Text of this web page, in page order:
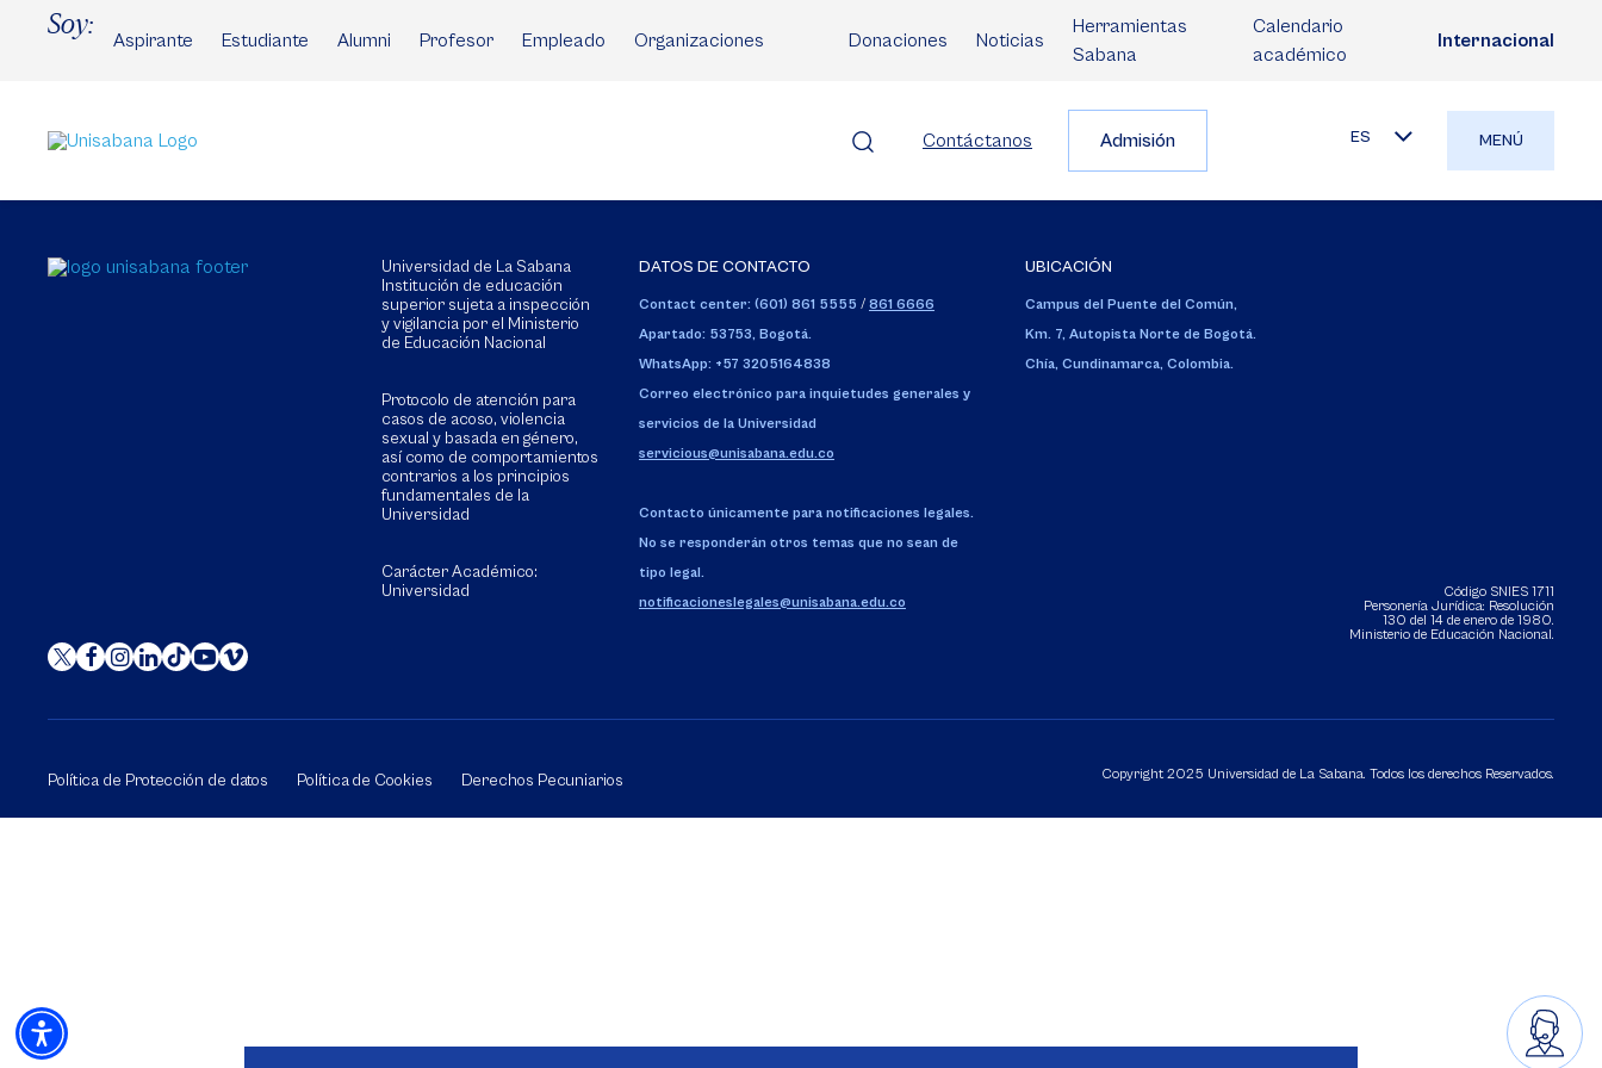
Soy:
Aspirante Estudiante Alumni Profesor Empleado Organizaciones Donaciones Noticias
Herramientas
Sabana
Calendario
académico
Internacional
Contáctanos Admisión ES MENÚ
Universidad de La Sabana
Institución de educación
superior sujeta a inspección
y vigilancia por el Ministerio
de Educación Nacional
Protocolo de atención para
casos de acoso, violencia
sexual y basada en género,
así como de comportamientos
contrarios a los principios
fundamentales de la
Universidad
Carácter Académico:
Universidad
DATOS DE CONTACTO
Contact center: (601) 861 5555 / 861 6666
Apartado: 53753, Bogotá.
WhatsApp: +57 3205164838
Correo electrónico para inquietudes generales y
servicios de la Universidad
servicious@unisabana.edu.co
Contacto únicamente para notificaciones legales.
No se responderán otros temas que no sean de
tipo legal.
notificacioneslegales@unisabana.edu.co
UBICACIÓN
Campus del Puente del Común,
Km. 7, Autopista Norte de Bogotá.
Chía, Cundinamarca, Colombia.
Código SNIES 1711
Personería Jurídica: Resolución
130 del 14 de enero de 1980.
Ministerio de Educación Nacional.
Política de Protección de datos Política de Cookies Derechos Pecuniarios Copyright 2025 Universidad de La Sabana. Todos los derechos Reservados.